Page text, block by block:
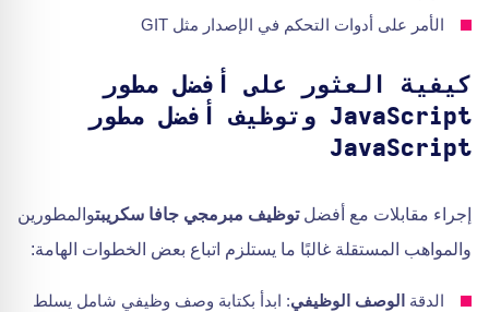
الأمر على أدوات التحكم في الإصدار مثل GIT
كيفية العثور على أفضل مطور
JavaScript وتوظيف أفضل مطور
JavaScript
إجراء مقابلات مع أفضلتوظيف مبرمجي جافا سكريبتوالمطورين
والمواهب المستقلة غالبًا ما يستلزم اتباع بعض الخطوات الهامة:
الدقة الوصف الوظيفي: ابدأ بكتابة وصف وظيفي شامل يسلط